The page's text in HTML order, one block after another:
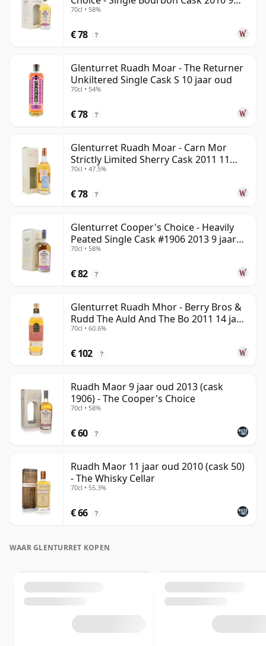
jaar oud
70cl • 58%
€ 78 ?
Glenturret Ruadh Moar - The Returner
Unkiltered Single Cask S 10 jaar oud
70cl • 54%
€ 78 ?
Glenturret Ruadh Moar - Carn Mor
Strictly Limited Sherry Cask 2011 11
jaar oud
70cl • 47.5%
€ 78 ?
Glenturret Cooper's Choice - Heavily
Peated Single Cask #1906 2013 9 jaar
oud
70cl • 58%
€ 82 ?
Glenturret Ruadh Mhor - Berry Bros &
Rudd The Auld And The Bo 2011 14 jaar
oud
70cl • 60.6%
€ 102 ?
Ruadh Maor 9 jaar oud 2013 (cask
1906) - The Cooper's Choice
70cl • 58%
€ 60 ?
Ruadh Maor 11 jaar oud 2010 (cask 50)
- The Whisky Cellar
70cl • 55.3%
€ 66 ?
WAAR GLENTURRET KOPEN